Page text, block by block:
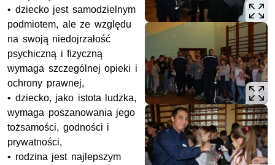
• dziecko jest samodzielnym
podmiotem, ale ze względu
na swoją niedojrzałość
psychiczną i fizyczną
wymaga szczególnej opieki i
ochrony prawnej,
• dziecko, jako istota ludzka,
wymaga poszanowania jego
tożsamości, godności i
prywatności,
• rodzina jest najlepszym